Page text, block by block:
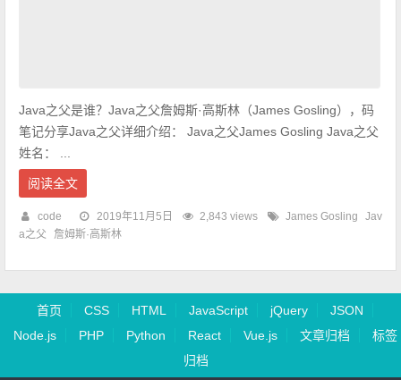
Java之父是谁？Java之父詹姆斯·高斯林（James Gosling），码
笔记分享Java之父详细介绍： Java之父James Gosling Java之父
姓名： ...
阅读全文
code 2019年11月5日 2,843 views James Gosling
Jav
a之父
詹姆斯·高斯林
首页 CSS HTML JavaScript jQuery
JSON
Node.js
PHP Python React Vue.js 文章归档
标签
归档